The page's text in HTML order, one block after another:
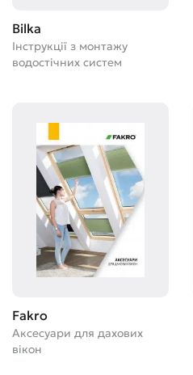
Bilka
Інструкції з монтажу
водостічних систем
Fakro
Аксесуари для дахових
вікон